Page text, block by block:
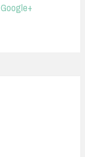
Google+